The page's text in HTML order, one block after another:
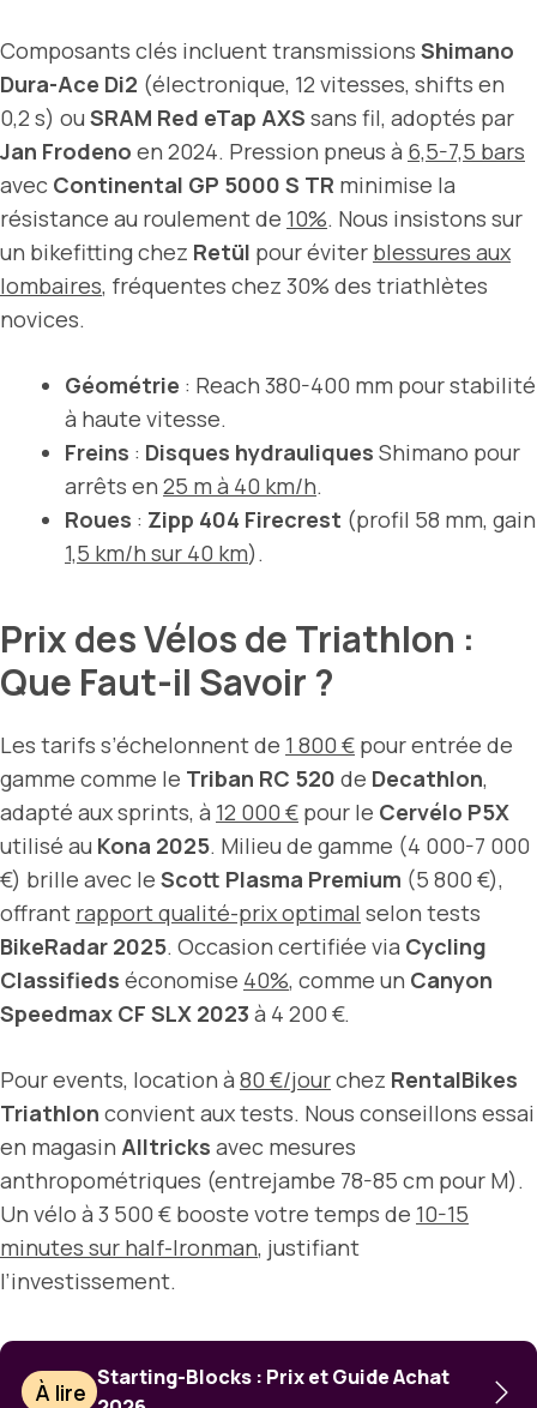
Composants clés incluent transmissions Shimano
Dura-Ace Di2 (électronique, 12 vitesses, shifts en
0,2 s) ou SRAM Red eTap AXS sans fil, adoptés par
Jan Frodeno en 2024. Pression pneus à 6,5-7,5 bars
avec Continental GP 5000 S TR minimise la
résistance au roulement de 10%. Nous insistons sur
un bikefitting chez Retül pour éviter blessures aux
lombaires, fréquentes chez 30% des triathlètes
novices.
Géométrie : Reach 380-400 mm pour stabilité
à haute vitesse.
Freins : Disques hydrauliques Shimano pour
arrêts en 25 m à 40 km/h.
Roues : Zipp 404 Firecrest (profil 58 mm, gain
1,5 km/h sur 40 km).
Prix des Vélos de Triathlon :
Que Faut-il Savoir ?
Les tarifs s’échelonnent de 1 800 € pour entrée de
gamme comme le Triban RC 520 de Decathlon,
adapté aux sprints, à 12 000 € pour le Cervélo P5X
utilisé au Kona 2025. Milieu de gamme (4 000-7 000
€) brille avec le Scott Plasma Premium (5 800 €),
offrant rapport qualité-prix optimal selon tests
BikeRadar 2025. Occasion certifiée via Cycling
Classifieds économise 40%, comme un Canyon
Speedmax CF SLX 2023 à 4 200 €.
Pour events, location à 80 €/jourchez RentalBikes
Triathlon convient aux tests. Nous conseillons essai
en magasin Alltricks avec mesures
anthropométriques (entrejambe 78-85 cm pour M).
Un vélo à 3 500 € booste votre temps de 10-15
minutes sur half-Ironman, justifiant
l’investissement.
À lire
Starting-Blocks : Prix et Guide Achat